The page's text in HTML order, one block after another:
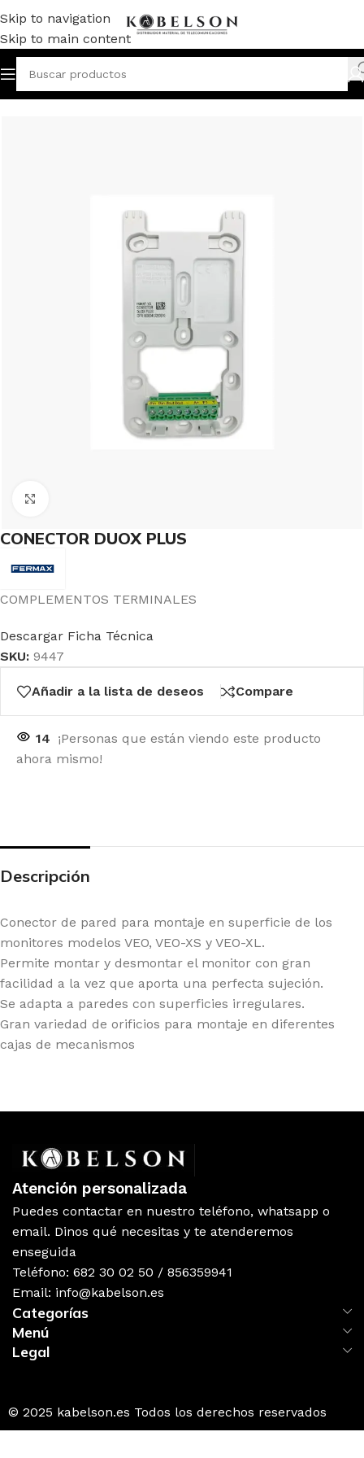
Skip to navigation
Skip to main content
Inicio/VIDEOPORTERO
CONECTOR DUOX PLUS
COMPLEMENTOS TERMINALES
Descargar Ficha Técnica
SKU: 9447
Añadir a la lista de deseos Compare
14 ¡Personas que están viendo este producto
ahora mismo!
Descripción
Conector de pared para montaje en superficie de los
monitores modelos VEO, VEO-XS y VEO-XL.
Permite montar y desmontar el monitor con gran
facilidad a la vez que aporta una perfecta sujeción.
Se adapta a paredes con superficies irregulares.
Gran variedad de orificios para montaje en diferentes
cajas de mecanismos
Atención personalizada
Puedes contactar en nuestro teléfono, whatsapp o
email. Dinos qué necesitas y te atenderemos
enseguida
Teléfono: 682 30 02 50 / 856359941
Email: info@kabelson.es
Categorías
Menú
Legal
© 2025 kabelson.es Todos los derechos reservados